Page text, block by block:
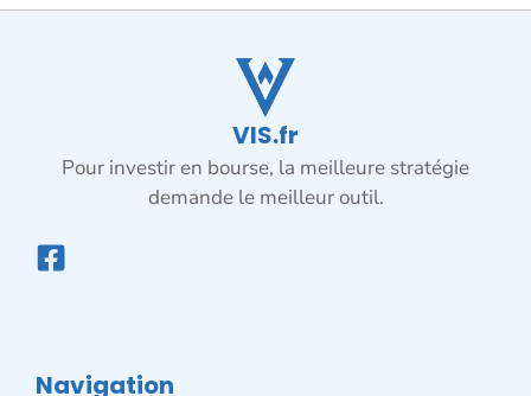
VIS.fr
Pour investir en bourse, la meilleure stratégie
demande le meilleur outil.
Navigation